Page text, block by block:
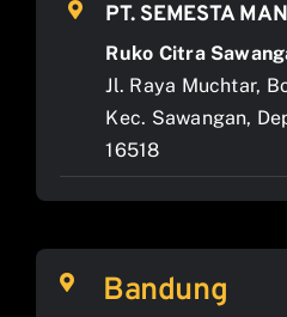
PT. SEMESTA
Ruko Citra
Jl. Raya Muchtar,
Kec. Sawangan,
16518
Bandung